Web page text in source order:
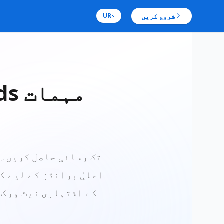
UR شروع کریں
اعلیٰ برانڈز کے لیے